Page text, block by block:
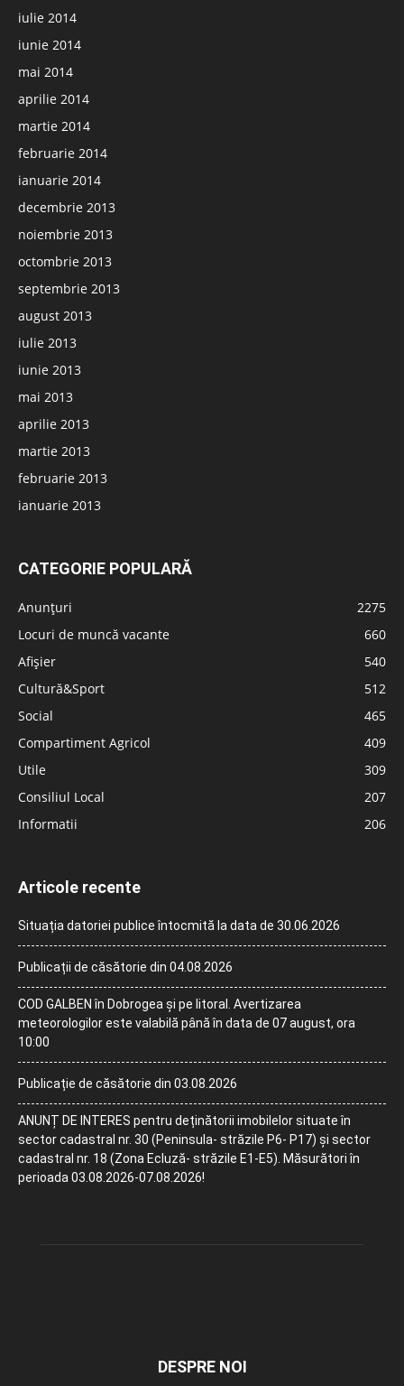
iulie 2014
iunie 2014
mai 2014
aprilie 2014
martie 2014
februarie 2014
ianuarie 2014
decembrie 2013
noiembrie 2013
octombrie 2013
septembrie 2013
august 2013
iulie 2013
iunie 2013
mai 2013
aprilie 2013
martie 2013
februarie 2013
ianuarie 2013
CATEGORIE POPULARĂ
Anunțuri
2275
Locuri de muncă vacante
660
Afișier
540
Cultură&Sport
512
Social
465
Compartiment Agricol
409
Utile
309
Consiliul Local
207
Informatii
206
Articole recente
Situația datoriei publice întocmită la data de 30.06.2026
Publicații de căsătorie din 04.08.2026
COD GALBEN în Dobrogea și pe litoral. Avertizarea
meteorologilor este valabilă până în data de 07 august, ora
10:00
Publicație de căsătorie din 03.08.2026
ANUNȚ DE INTERES pentru deținătorii imobilelor situate în
sector cadastral nr. 30 (Peninsula- străzile P6- P17) și sector
cadastral nr. 18 (Zona Ecluză- străzile E1-E5). Măsurători în
perioada 03.08.2026-07.08.2026!
DESPRE NOI